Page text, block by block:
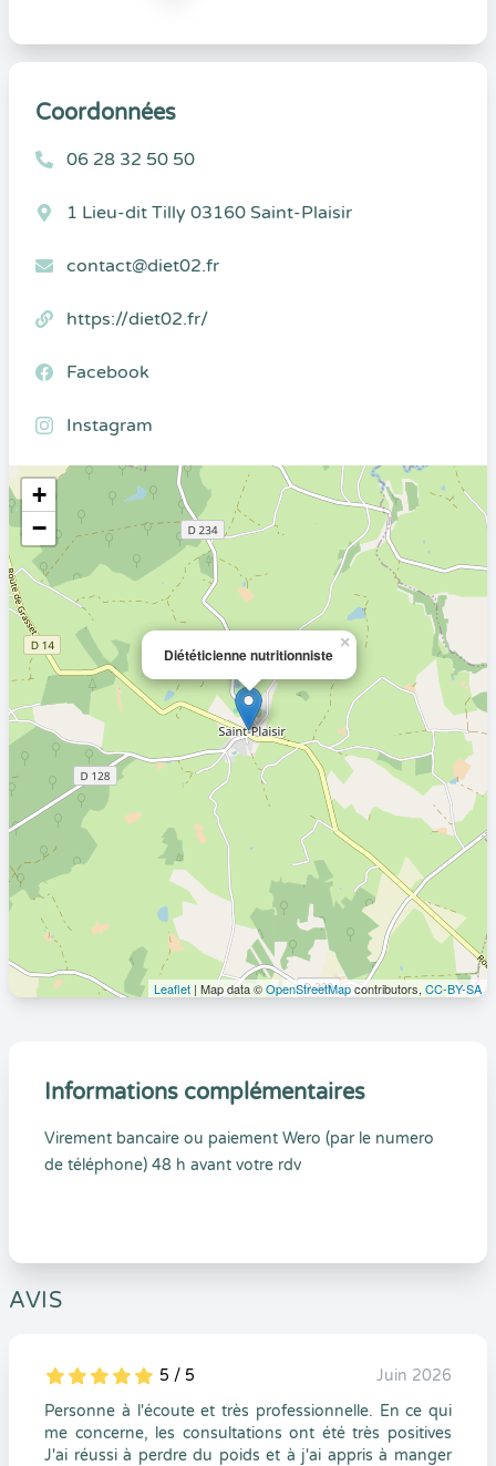
Coordonnées
06 28 32 50 50
1 Lieu-dit Tilly 03160 Saint-Plaisir
contact@diet02.fr
https://diet02.fr/
Facebook
Instagram
Diététicienne nutritionniste
×
+
−
Leaflet | Map data ©OpenStreetMapcontributors, CC-BY-SA
Informations complémentaires
Virement bancaire ou paiement Wero (par le numero
de téléphone) 48 h avant votre rdv
AVIS
5
1
5
0 5 / 5
Juin 2026
Personne à l'écoute et très professionnelle. En ce qui
me concerne, les consultations ont été très positives
J'ai réussi à perdre du poids et à j'ai appris à manger